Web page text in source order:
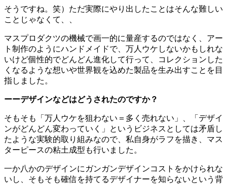
そうですね。笑）ただ実際にやり出したことはそんな難しい
ことじゃなくて、、
マスプロダクツの機械で画一的に量産するのではなく、アー
ト制作のようにハンドメイドで、万人ウケしないかもしれな
いけど個性的でどんどん進化して行って、コレクションした
くなるような想いや世界観を込めた製品を生み出すことを目
指しました。
ーーデザインなどはどうされたのですか？
そもそも「万人ウケを狙わない＝多く売れない」、「デザイ
ンがどんどん変わっていく」というビジネスとしては矛盾し
たような実験的取り組みなので、私自身がラフを描き、マス
ターピースの粘土成型も行いました。
一か八かのデザインにガンガンデザインコストをかけられな
いし、そもそも確信を持てるデザイナーを知らないという背